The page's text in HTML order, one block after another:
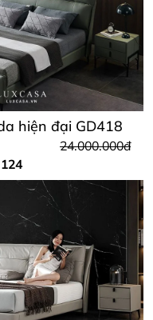
hiện đại GD418
24.000.000đ
124